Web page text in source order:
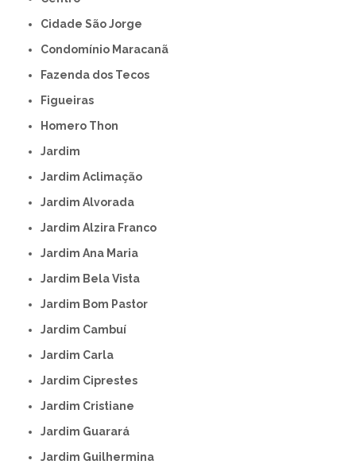
Cidade São Jorge
Condomínio Maracanã
Fazenda dos Tecos
Figueiras
Homero Thon
Jardim
Jardim Aclimação
Jardim Alvorada
Jardim Alzira Franco
Jardim Ana Maria
Jardim Bela Vista
Jardim Bom Pastor
Jardim Cambuí
Jardim Carla
Jardim Ciprestes
Jardim Cristiane
Jardim Guarará
Jardim Guilhermina